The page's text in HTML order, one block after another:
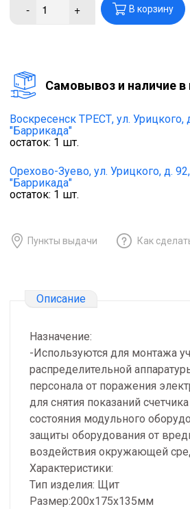
- + В корзину
Cамовывоз и наличие в
Воскресенск ТРЕСТ, ул. Урицкого,
"Баррикада"
остаток: 1 шт.
Орехово-Зуево, ул. Урицкого, д.
"Баррикада"
остаток: 1 шт.
Пункты выдачи Как
Описание
Назначение:
-Используются для монтажа
распределительной
персонала от поражения
для снятия показаний
состояния модульного
защиты оборудования от
воздействия окружающей
Характеристики:
Тип изделия: Щит
Размер:200х175х135мм